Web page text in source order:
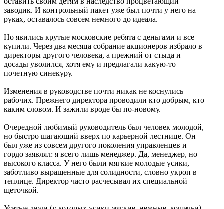
заводик. И контрольный пакет уже был почти у него на
руках, оставалось совсем немного до идеала.
Но явились крутые московские ребята с деньгами и все
купили. Через два месяца собрание акционеров избрало в
директоры другого человека, а прежний от стыда и
досады уволился, хотя ему и предлагали какую-то
почетную синекуру.
Изменения в руководстве почти никак не коснулись
рабочих. Прежнего директора проводили кто добрым, кто
каким словом. И зажили вроде бы по-новому.
Очередной любимый руководитель был человек молодой,
но быстро шагающий вверх по карьерной лестнице. Он
был уже из совсем другого поколения управленцев и
гордо заявлял: я всего лишь менеджер. Да, менеджер, но
высокого класса. У него были мягкие молодые усики,
заботливо выращенные для солидности, словно укроп в
теплице. Директор часто расчесывал их специальной
щеточкой.